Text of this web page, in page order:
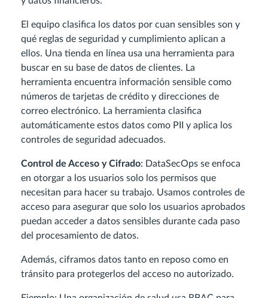
El equipo clasifica los datos por cuan sensibles son y
qué reglas de seguridad y cumplimiento aplican a
ellos. Una tienda en línea usa una herramienta para
buscar en su base de datos de clientes. La
herramienta encuentra información sensible como
números de tarjetas de crédito y direcciones de
correo electrónico. La herramienta clasifica
automáticamente estos datos como PII y aplica los
controles de seguridad adecuados.
Control de Acceso y Cifrado: DataSecOps se enfoca
en otorgar a los usuarios solo los permisos que
necesitan para hacer su trabajo. Usamos controles de
acceso para asegurar que solo los usuarios aprobados
puedan acceder a datos sensibles durante cada paso
del procesamiento de datos.
Además, ciframos datos tanto en reposo como en
tránsito para protegerlos del acceso no autorizado.